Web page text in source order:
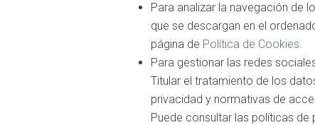
Para analizar la navegación de
que se descargan en el
página de Política de Cookies.
Para gestionar las redes
Titular el tratamiento de los
privacidad y normativas de
Puede consultar las políticas